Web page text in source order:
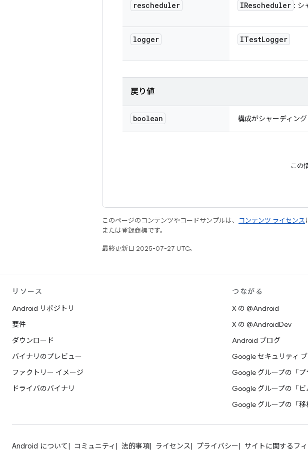
rescheduler IRescheduler : シ
logger ITestLogger
戻り値
boolean 構成がシャーディン
この
このページのコンテンツやコードサンプルは、 コンテンツ ライセンス
または登録商標です。
最終更新日 2025-07-27 UTC。
リソース
Android リポジトリ
要件
ダウンロード
バイナリのプレビュー
ファクトリー イメージ
ドライバのバイナリ
つながる
X の @Android
X の @AndroidDev
Android ブログ
Google セキュリティ
Google グループの「
Google グループの「ビ
Google グループの「移
Android について コミュニティ 法的事項 ライセンス プライバシー サイトに関するフ